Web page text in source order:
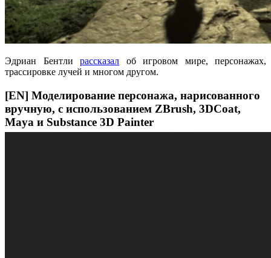
Эдриан Бентли рассказал об игровом мире, персонажах,
трассировке лучей и многом другом.
[EN] Моделирование персонажа, нарисованного
вручную, с использованием ZBrush, 3DCoat,
Maya и Substance 3D Painter